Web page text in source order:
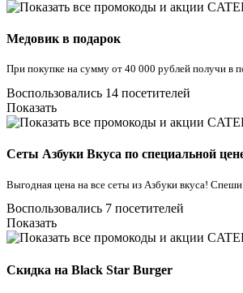
Медовик в подарок
При покупке на сумму от 40 000 рублей получи в
Воспользовались 14 посетителей
Показать
Сеты Азбуки Вкуса по специальной
Выгодная цена на все сеты из Азбуки вкуса!
Воспользовались 7 посетителей
Показать
Скидка на Black Star Burger